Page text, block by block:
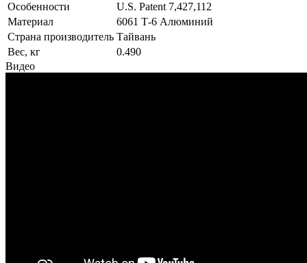
Особенности
U.S. Patent 7,427,112
Материал
6061 Т-6 Алюминий
Страна производитель Тайвань
Вес, кг
0.490
Видео